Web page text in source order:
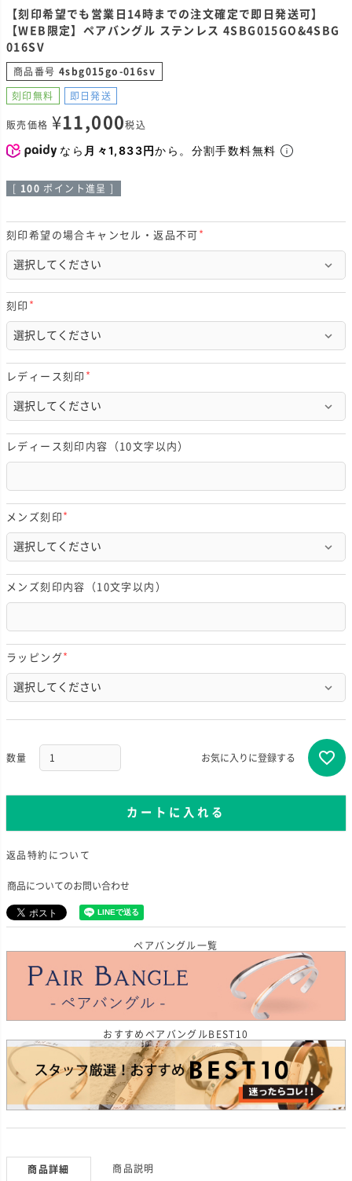
【刻印希望でも営業日14時までの注文確定で即日発送可】
【WEB限定】ペアバングル ステンレス 4SBG015GO&4SBG
016SV
商品番号 4sbg015go-016sv
刻印無料 即日発送
販売価格 ¥11,000税込
なら 月々1,833円から。分割手数料無料
[ 100 ポイント進呈 ]
刻印希望の場合キャンセル・返品不可
)
刻印
必
須
)
レディース刻印
必
須
)
レディース刻印内容（10文字以内）
メンズ刻印
必
須
)
メンズ刻印内容（10文字以内）
ラッピング
必
須
)
お気に入りに登録する
カートに入れる
返品特約について
商品についてのお問い合わせ
ペアバングル一覧
おすすめペアバングルBEST10
商品詳細 商品説明